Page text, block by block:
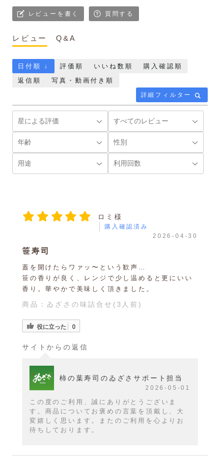
レビューを書く 質問する
レビュー Q&A
詳細フィルター
日付順 ↓ 評価順 いいね数順
購入確認順
返信順
写真・動画付き順
ロミ様
購入確認済み
2026-04-30
笹寿司
蓋を開けたらワァッ〜という歓声…
笹の香りが良く、レンジで少し温めると更にいい
香り。華やかで美味しく頂きました。
商品： ゐざさの味詰合せ(3人前)
役に立った 0
サイトからの返信
柿の葉寿司のゐざさサポート担当
2026-05-01
この度のご利用、誠にありがとうございま
す。商品についてお褒めの言葉を頂戴し、大
変嬉しく思います。またのご利用を心よりお
待ちしております。